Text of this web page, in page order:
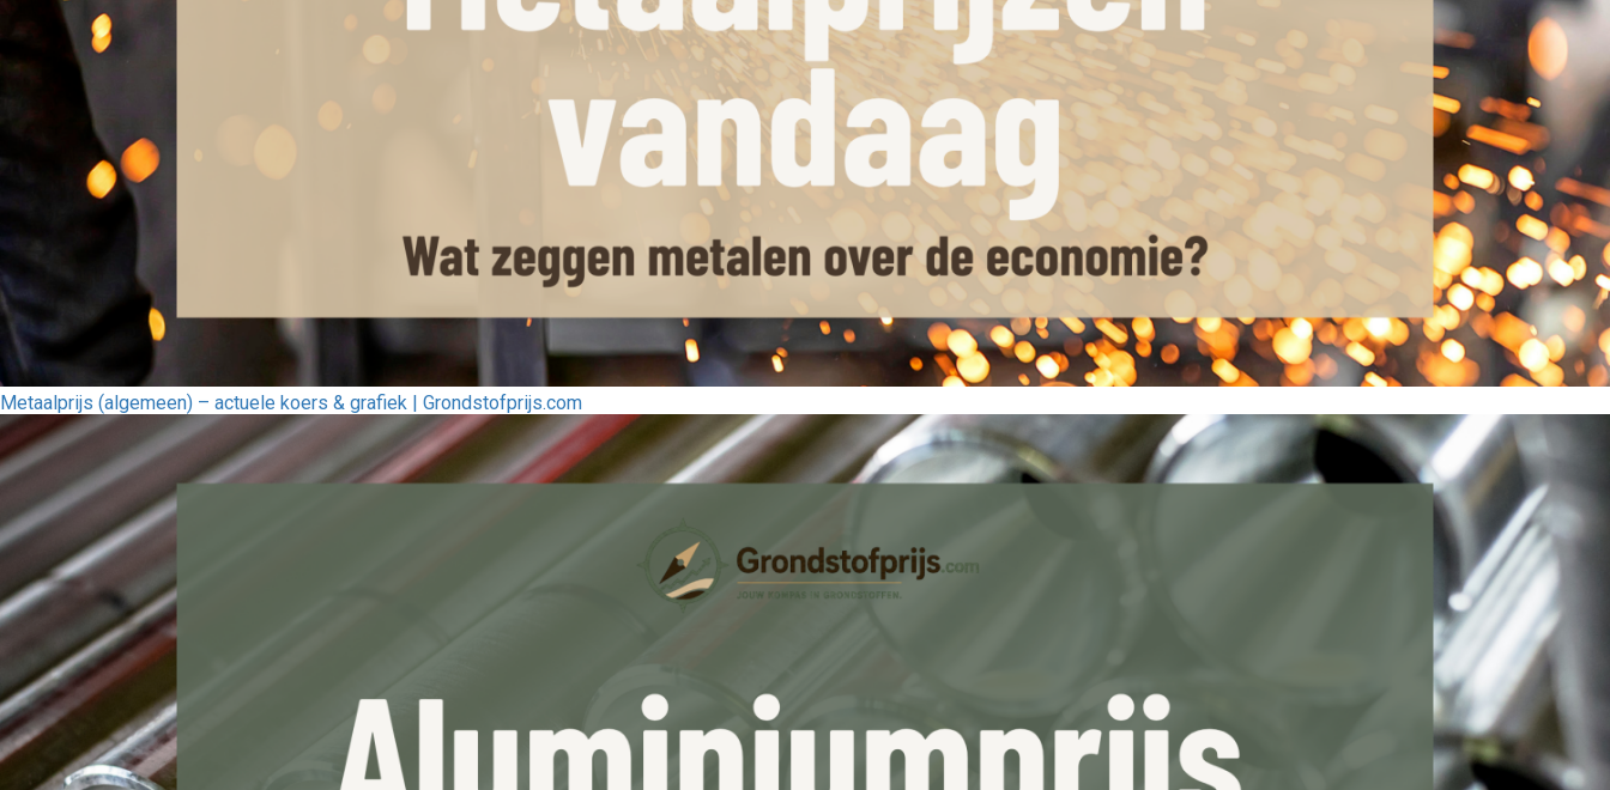
Metaalprijs (algemeen) – actuele koers & grafiek | Grondstofprijs.com